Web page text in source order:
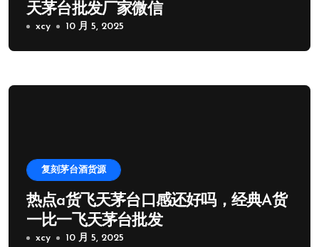
天茅台批发厂家微信
xcy 10 月 5, 2025
复刻茅台酒货源
热点a货飞天茅台口感还好吗，经典A货
一比一飞天茅台批发
xcy 10 月 5, 2025